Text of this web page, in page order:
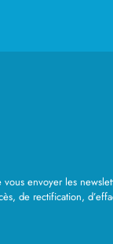
envoyer les
rectification,